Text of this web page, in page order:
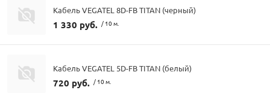
Кабель VEGATEL 8D-FB TITAN (черный)
1 330 руб. / 10 м.
Кабель VEGATEL 5D-FB TITAN (белый)
720 руб. / 10 м.